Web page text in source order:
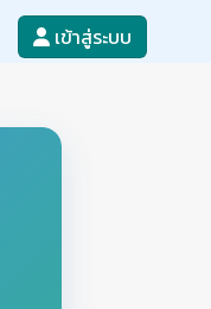
เข้าสู่ระบบ